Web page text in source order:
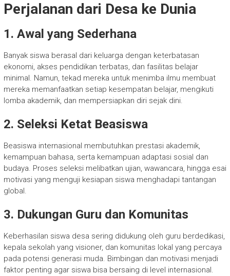
Perjalanan dari Desa ke Dunia
1. Awal yang Sederhana
Banyak siswa berasal dari keluarga dengan keterbatasan
ekonomi, akses pendidikan terbatas, dan fasilitas belajar
minimal. Namun, tekad mereka untuk menimba ilmu membuat
mereka memanfaatkan setiap kesempatan belajar, mengikuti
lomba akademik, dan mempersiapkan diri sejak dini.
2. Seleksi Ketat Beasiswa
Beasiswa internasional membutuhkan prestasi akademik,
kemampuan bahasa, serta kemampuan adaptasi sosial dan
budaya. Proses seleksi melibatkan ujian, wawancara, hingga esai
motivasi yang menguji kesiapan siswa menghadapi tantangan
global.
3. Dukungan Guru dan Komunitas
Keberhasilan siswa desa sering didukung oleh guru berdedikasi,
kepala sekolah yang visioner, dan komunitas lokal yang percaya
pada potensi generasi muda. Bimbingan dan motivasi menjadi
faktor penting agar siswa bisa bersaing di level internasional.